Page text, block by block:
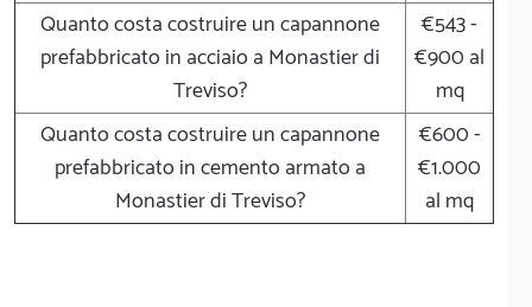
Quanto costa costruire un capannone
prefabbricato in acciaio a Monastier di
Treviso?
€543 -
€900 al
mq
Quanto costa costruire un capannone
prefabbricato in cemento armato a
Monastier di Treviso?
€600 -
€1.000
al mq